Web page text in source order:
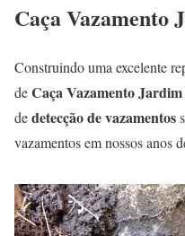
Caça
Construindo uma excelente
deCaça Vazamento
dedetecção de vazamentos
vazamentos em nossos anos